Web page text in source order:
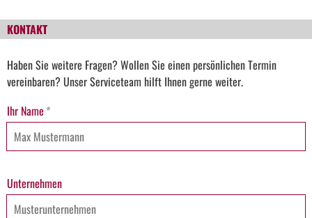
KONTAKT
Haben Sie weitere Fragen? Wollen Sie einen persönlichen Termin
vereinbaren? Unser Serviceteam hilft Ihnen gerne weiter.
Ihr Name *
Unternehmen